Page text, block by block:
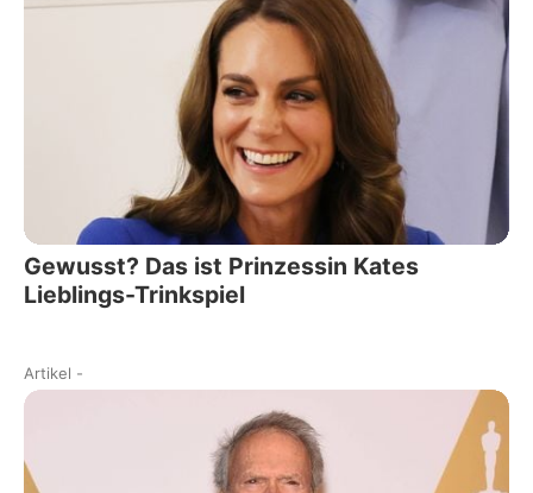
Gewusst? Das ist Prinzessin Kates
Lieblings-Trinkspiel
Artikel -